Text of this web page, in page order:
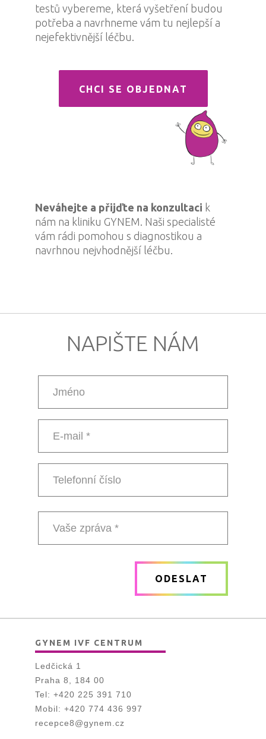
testů vybereme, která vyšetření budou
potřeba a navrhneme vám tu nejlepší a
nejefektivnější léčbu.
CHCI SE OBJEDNAT
Neváhejte a přijďte na konzultaci k
nám na kliniku GYNEM. Naši specialisté
vám rádi pomohou s diagnostikou a
navrhnou nejvhodnější léčbu.
NAPIŠTE NÁM
ODESLAT
GYNEM IVF CENTRUM
Ledčická 1
Praha 8, 184 00
Tel: +420 225 391 710
Mobil: +420 774 436 997
recepce8@gynem.cz